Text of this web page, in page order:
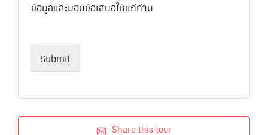
ข้อมูลและมอบข้อเสนอให้แก่ท่าน
Submit
Share this tour